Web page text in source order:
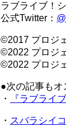
ラブライブ！
公式Twitter：
©2017 プロジ
©2022 プロジ
©2022 プロジ
●次の記事
・
『ラブライ
・ スバラシイ